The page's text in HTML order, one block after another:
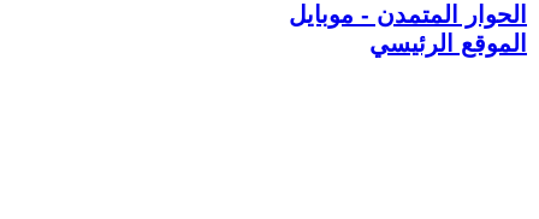
الحوار المتمدن - موبايل
الموقع الرئيسي